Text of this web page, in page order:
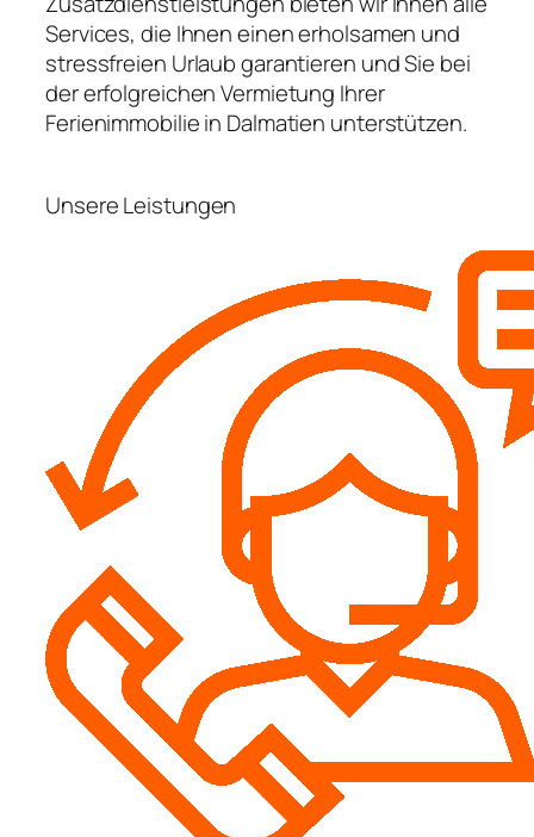
Services, die Ihnen einen erholsamen und
stressfreien Urlaub garantieren und Sie bei
der erfolgreichen Vermietung Ihrer
Ferienimmobilie in Dalmatien unterstützen.
Unsere Leistungen